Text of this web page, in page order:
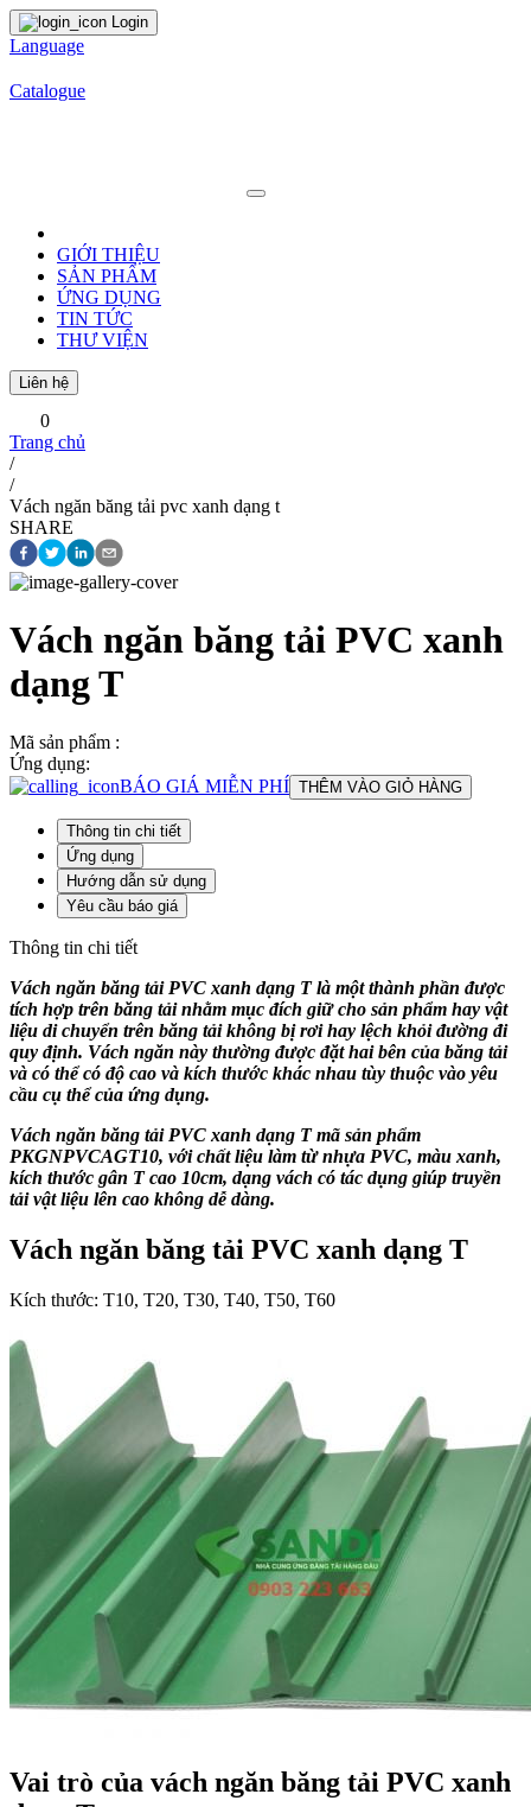
Login
Language
Catalogue
GIỚI THIỆU
SẢN PHẨM
ỨNG DỤNG
TIN TỨC
THƯ VIỆN
Liên hệ
0
Trang chủ
/
/
Vách ngăn băng tải pvc xanh dạng t
SHARE
Vách ngăn băng tải PVC xanh
dạng T
Mã sản phẩm :
Ứng dụng:
BÁO GIÁ MIỄN PHÍ THÊM VÀO GIỎ HÀNG
Thông tin chi tiết
Ứng dụng
Hướng dẫn sử dụng
Yêu cầu báo giá
Thông tin chi tiết
Vách ngăn băng tải PVC xanh dạng T là một thành phần được
tích hợp trên băng tải nhằm mục đích giữ cho sản phẩm hay vật
liệu di chuyển trên băng tải không bị rơi hay lệch khỏi đường đi
quy định. Vách ngăn này thường được đặt hai bên của băng tải
và có thể có độ cao và kích thước khác nhau tùy thuộc vào yêu
cầu cụ thể của ứng dụng.
Vách ngăn băng tải PVC xanh dạng T mã sản phẩm
PKGNPVCAGT10, với chất liệu làm từ nhựa PVC, màu xanh,
kích thước gân T cao 10cm, dạng vách có tác dụng giúp truyền
tải vật liệu lên cao không dễ dàng.
Vách ngăn băng tải PVC xanh dạng T
Kích thước: T10, T20, T30, T40, T50, T60
Vai trò của vách ngăn băng tải PVC xanh